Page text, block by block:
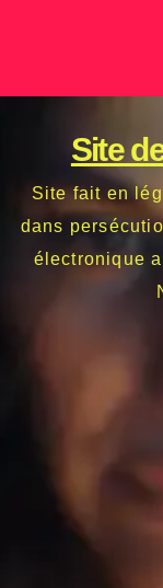
Site
Site fait en
dans
électronique